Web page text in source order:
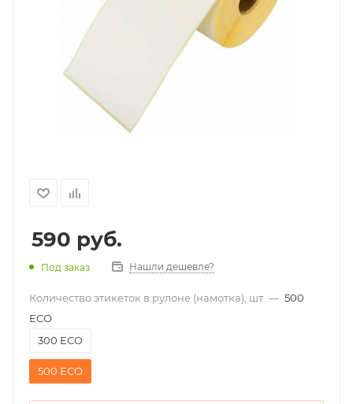
590 руб.
Под заказ Нашли дешевле?
Количество этикеток в рулоне (намотка), шт — 500
ЕСО
300 ЕСО
500 ЕСО